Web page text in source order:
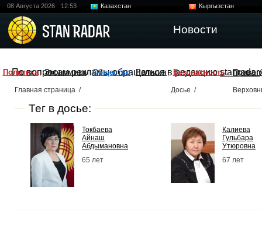
08 Августа 2026 12:53 Казахстан
Кыргызстан
Новости
Политика Экономика Общество Религия Безопасность
По вопросам рекламы обращаться в редакцию
Главная страница / Досье /
Тег в досье:
Токбаева
Айнаш
Абдымановна
65 лет
Калиева
Гульбара
Утюровна
67 лет